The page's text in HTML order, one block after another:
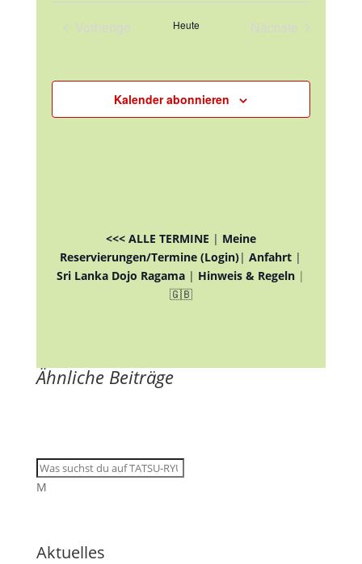
Vorherige
Heute
Nächste
Kalender abonnieren
<<< ALLE TERMINE | Meine
Reservierungen/Termine (Login)|Anfahrt |
Sri Lanka Dojo Ragama | Hinweis & Regeln |
🇬🇧
Ähnliche Beiträge
M
Aktuelles